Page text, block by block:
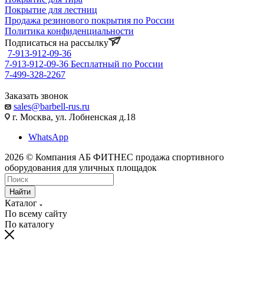
Покрытие для лестниц
Продажа резинового покрытия по России
Политика конфиденциальности
Подписаться на рассылку
7-913-912-09-36
7-913-912-09-36 Бесплатный по России
7-499-328-2267
Заказать звонок
sales@barbell-rus.ru
г. Москва, ул. Лобненская д.18
WhatsApp
2026 © Компания АБ ФИТНЕС продажа спортивного
оборудования для уличных площадок
Найти
Каталог
По всему сайту
По каталогу